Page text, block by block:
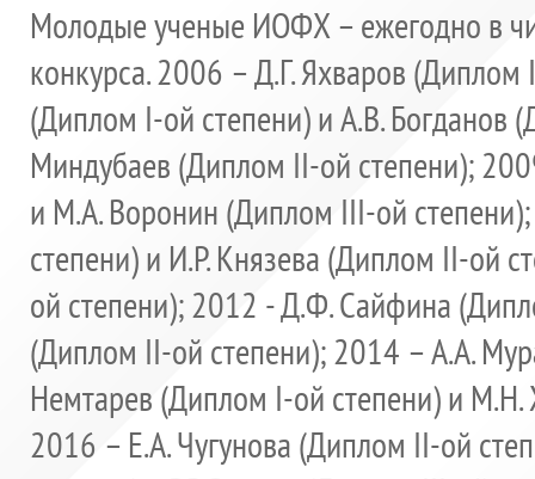
Молодые ученые ИОФХ – ежегодно в
конкурса. 2006 – Д.Г. Яхваров
(Диплом I-ой степени) и А.В. Богданов
Миндубаев (Диплом II-ой степени);
и М.А. Воронин (Диплом III-ой
степени) и И.Р. Князева (Диплом II-ой
ой степени); 2012 - Д.Ф. Сайфина
(Диплом II-ой степени); 2014 – А.А.
Немтарев (Диплом I-ой степени) и
2016 – Е.А. Чугунова (Диплом II-ой